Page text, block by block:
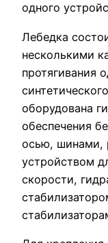
одного
Лебедка
несколькими
протягивания
оборудована
обеспечения
осью, шинами,
устройством
скорости,